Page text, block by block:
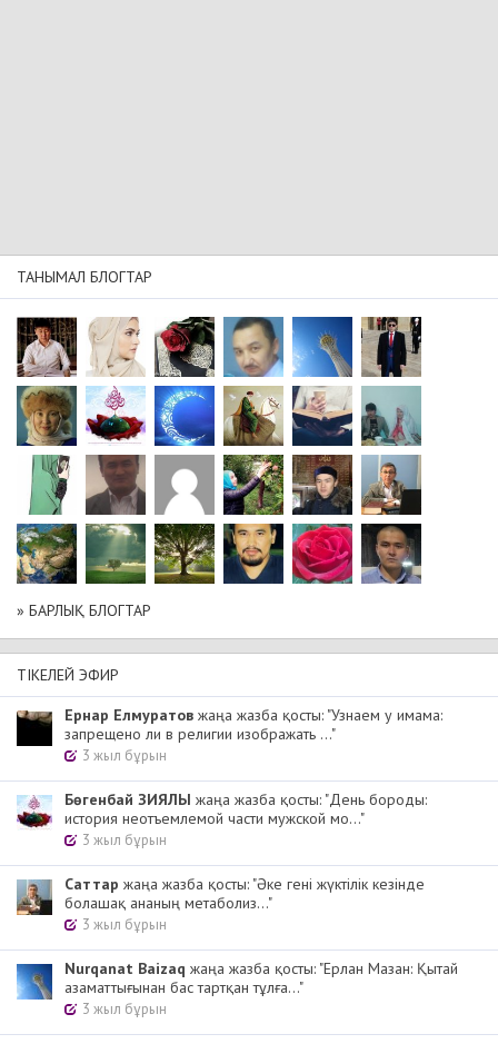
ТАНЫМАЛ БЛОГТАР
» БАРЛЫҚ БЛОГТАР
ТІКЕЛЕЙ ЭФИР
Ернар Елмуратов жаңа жазба қосты: "Узнаем у имама:
запрещено ли в религии изображать ..."
3 жыл бұрын
Бөгенбай ЗИЯЛЫ жаңа жазба қосты: "День бороды:
история неотъемлемой части мужской мо..."
3 жыл бұрын
Cаттар жаңа жазба қосты: "Әке гені жүктілік кезінде
болашақ ананың метаболиз..."
3 жыл бұрын
Nurqanat Baizaq жаңа жазба қосты: "Ерлан Мазан: Қытай
азаматтығынан бас тартқан тұлға..."
3 жыл бұрын